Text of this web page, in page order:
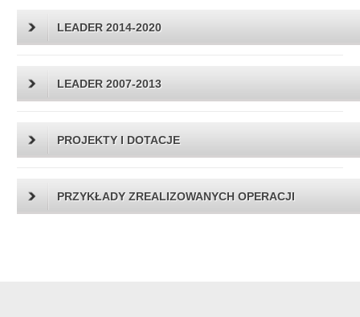
LEADER 2014-2020
LEADER 2007-2013
PROJEKTY I DOTACJE
PRZYKŁADY ZREALIZOWANYCH OPERACJI